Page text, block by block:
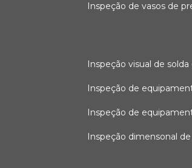
inspeção de vasos de
inspeção visual de
inspeção de
inspeção de
inspeção dimensonal